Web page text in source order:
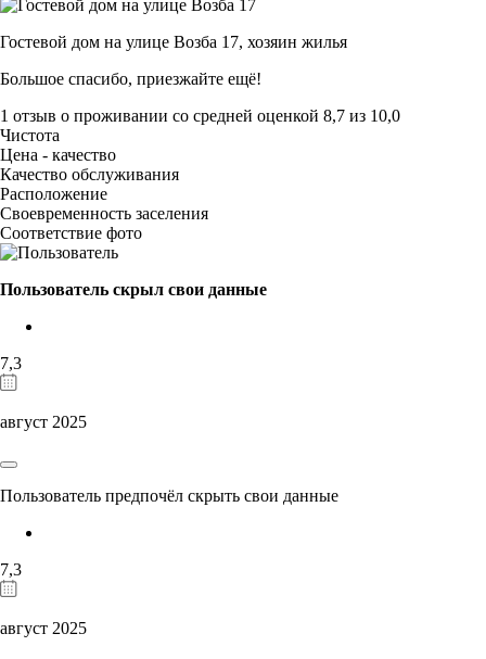
Гостевой дом на улице Возба 17, хозяин жилья
Большое спасибо, приезжайте ещё!
1 отзыв о проживании со средней оценкой 8,7 из 10,0
Чистота
Цена - качество
Качество обслуживания
Расположение
Своевременность заселения
Соответствие фото
Пользователь скрыл свои данные
7,3
август 2025
Пользователь предпочёл скрыть свои данные
7,3
август 2025